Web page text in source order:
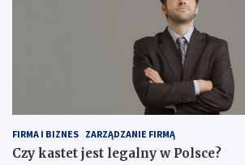
FIRMA I BIZNES ZARZĄDZANIE FIRMĄ
Czy kastet jest legalny w Polsce?